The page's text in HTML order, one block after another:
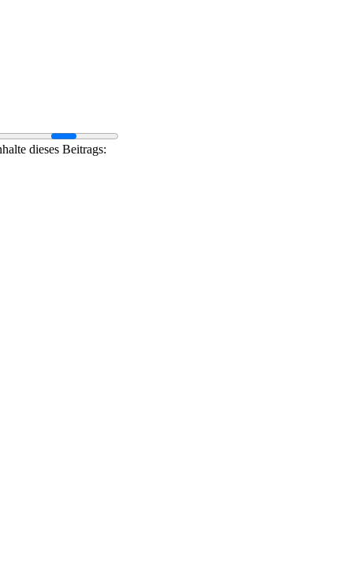
dieses Beitrags: